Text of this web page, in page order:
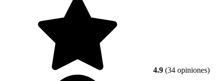
4.9 (34 opiniones)